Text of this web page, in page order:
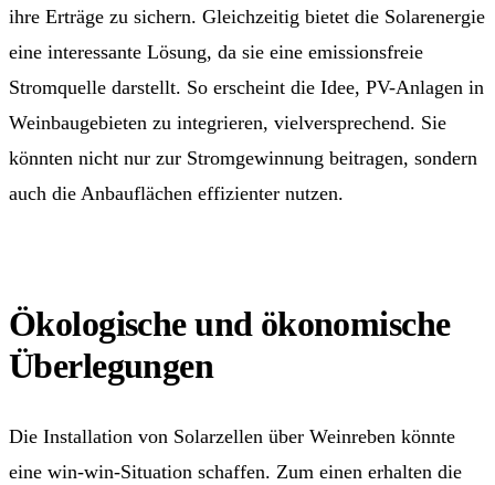
ihre Erträge zu sichern. Gleichzeitig bietet die Solarenergie
eine interessante Lösung, da sie eine emissionsfreie
Stromquelle darstellt. So erscheint die Idee, PV-Anlagen in
Weinbaugebieten zu integrieren, vielversprechend. Sie
könnten nicht nur zur Stromgewinnung beitragen, sondern
auch die Anbauflächen effizienter nutzen.
Ökologische und ökonomische
Überlegungen
Die Installation von Solarzellen über Weinreben könnte
eine win-win-Situation schaffen. Zum einen erhalten die